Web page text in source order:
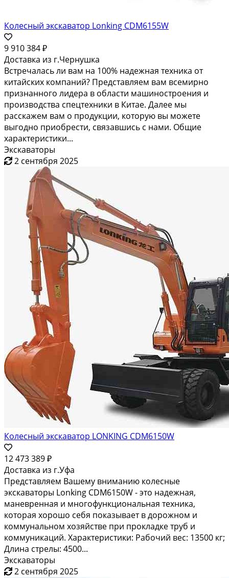
Колесный экскаватор Lonking CDM6155W
9 910 384 ₽
Доставка из г.Чернушка
Встречалась ли вам на 100% надежная техника от
китайских компаний? Представляем вам всемирно
признанного лидера в области машиностроения и
производства спецтехники в Китае. Далее мы
расскажем вам о продукции, которую вы можете
выгодно приобрести, связавшись с нами. Общие
характеристики...
Экскаваторы
2 сентября 2025
Колесный экскаватор LONKING CDM6150W
12 473 389 ₽
Доставка из г.Уфа
Представляем Вашему вниманию колесные
экскаваторы Lonking CDM6150W - это надежная,
маневренная и многофункциональная техника,
которая хорошо себя показывает в дорожном и
коммунальном хозяйстве при прокладке труб и
коммуникаций. Характеристики: Рабочий вес: 13500 кг;
Длина стрелы: 4500...
Экскаваторы
2 сентября 2025